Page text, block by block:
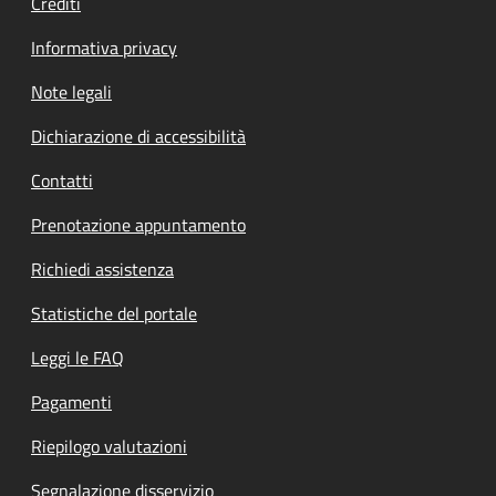
Informativa privacy
Note legali
Dichiarazione di accessibilità
Contatti
Prenotazione appuntamento
Richiedi assistenza
Statistiche del portale
Leggi le FAQ
Pagamenti
Riepilogo valutazioni
Segnalazione disservizio